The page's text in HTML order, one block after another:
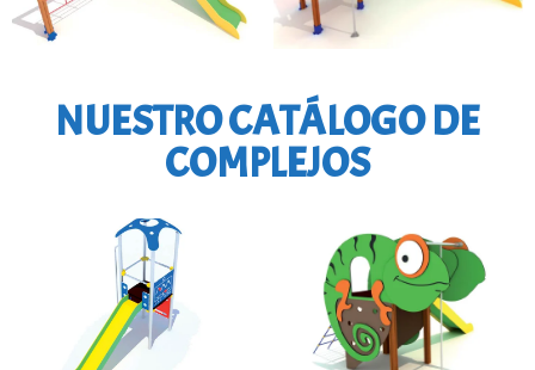
NUESTRO CATÁLOGO DE
COMPLEJOS